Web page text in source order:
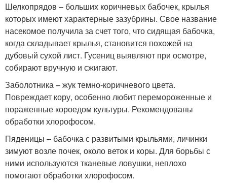
Шелкопрядов – больших коричневых бабочек, крылья
которых имеют характерные зазубрины. Свое название
насекомое получила за счет того, что сидящая бабочка,
когда складывает крылья, становится похожей на
дубовый сухой лист. Гусениц выявляют при осмотре,
собирают вручную и сжигают.
Заболотника – жук темно-коричневого цвета.
Повреждает кору, особенно любит перемороженные и
пораженные короедом культуры. Рекомендованы
обработки хлорофосом.
Пяденицы – бабочка с развитыми крыльями, личинки
зимуют возле почек, около веток и коры. Для борьбы с
ними используются тканевые ловушки, неплохо
помогают обработки хлорофосом.